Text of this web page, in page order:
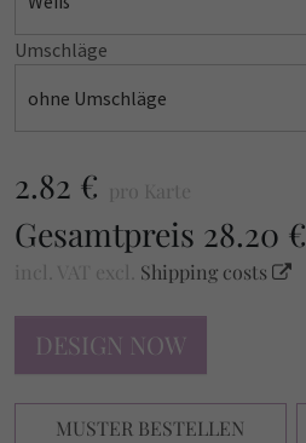
Umschläge
ohne Umschläge
2.82 € pro Karte
Gesamtpreis 28.20 €
incl. VAT excl. Shipping costs
DESIGN NOW
MUSTER BESTELLEN